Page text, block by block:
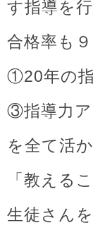
す指導を
合格率も
①20年の
③指導力
を全て活
「教える
生徒さん